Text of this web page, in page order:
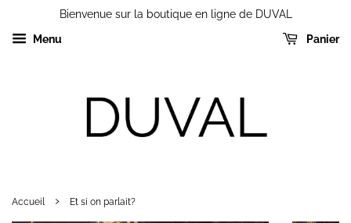
Bienvenue sur la boutique en ligne de DUVAL
Menu Panier
Accueil › Et si on parlait?